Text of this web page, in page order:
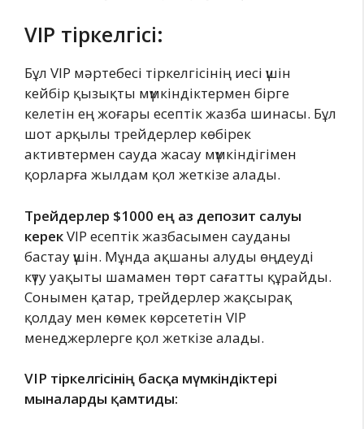
VIP тіркелгісі:
Бұл VIP мәртебесі тіркелгісінің иесі үшін
кейбір қызықты мүмкіндіктермен бірге
келетін ең жоғары есептік жазба шинасы. Бұл
шот арқылы трейдерлер көбірек
активтермен сауда жасау мүмкіндігімен
қорларға жылдам қол жеткізе алады.
Трейдерлер $1000 ең аз депозит салуы
керекVIP есептік жазбасымен сауданы
бастау үшін. Мұнда ақшаны алуды өңдеуді
күту уақыты шамамен төрт сағатты құрайды.
Сонымен қатар, трейдерлер жақсырақ
қолдау мен көмек көрсететін VIP
менеджерлерге қол жеткізе алады.
VIP тіркелгісінің басқа мүмкіндіктері
мыналарды қамтиды: